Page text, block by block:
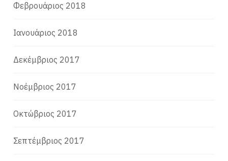
Φεβρουάριος 2018
Ιανουάριος 2018
Δεκέμβριος 2017
Νοέμβριος 2017
Οκτώβριος 2017
Σεπτέμβριος 2017